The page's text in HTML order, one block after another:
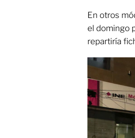
En otros
el domingo
repartiría